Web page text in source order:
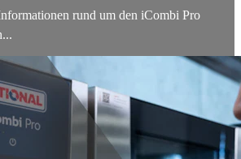
rund um den iCombi Pro